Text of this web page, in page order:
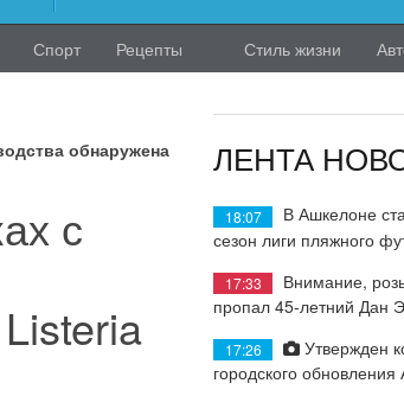
Спорт Рецепты Стиль жизни
обнаружена
с
ЛЕНТА
18:07
В Ашкелоне
сезон лиги пляжного
17:33
Внимание,
пропал 45-летний Дан
17:26
Утвержден
городского